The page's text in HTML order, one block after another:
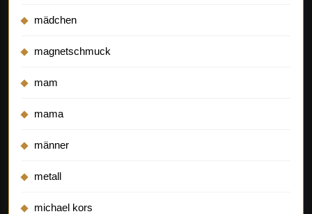
mädchen
magnetschmuck
mam
mama
männer
metall
michael kors